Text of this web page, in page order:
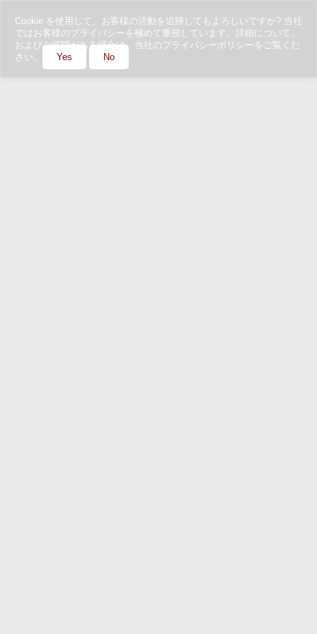
Cookie を使用して、お客様の活動を追跡してもよろしいですか? 当社
ではお客様のプライバシーを極めて重視しています。詳細について、
およびご質問がある場合は、当社のプライバシーポリシーをご覧くだ
さい。
Yes No